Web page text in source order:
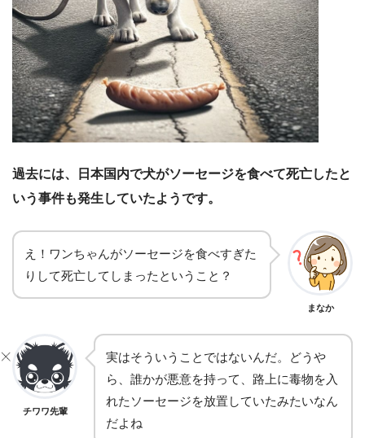
過去には、日本国内で犬がソーセージを食べて死亡したと
いう事件も発生していたようです。
え！ワンちゃんがソーセージを食べすぎた
りして死亡してしまったということ？
まなか
チワワ先輩
実はそういうことではないんだ。どうや
ら、誰かが悪意を持って、路上に毒物を入
れたソーセージを放置していたみたいなん
だよね